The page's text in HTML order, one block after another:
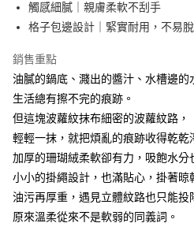
【關於「AFTEE先享後付」】
AFTEE先享後付是「在收到商品之後才付
１．簡單：不需註冊會員、不需綁卡、不
２．便利：只要手機號碼，簡訊認證，即
３．安心：先確認商品／服務後，再付款
１．於結帳方式選擇「AFTEE先享後付」
結帳頁面，進行簡訊認證並確認金額後，
２．訂單成立數日內，您將收到繳費通知
３．收到繳費通知簡訊後14天內，點擊此
ATM／網路銀行／等多元方式進行付款，
※ 請注意：結帳手續完成當下不需立刻繳
後付繳納相關費用。
ATM付款
運送方式
全家取貨付款
每筆NT$60，滿NT$499(含以上)免運
7-11取貨付款
每筆NT$60，滿NT$499(含以上)免
7-11取貨(快速到店)
觸感細膩｜親膚柔軟不刮手
格子包邊設計｜緊實耐用，不易
銷售重點
油膩的鍋底、濺出的醬汁、水槽邊
生活總有擦不完的痕跡。
但這塊波蘿紋抹布細密的波蘿紋路，
輕輕一抹，就把煩亂的痕跡收得乾乾
加厚的珊瑚絨柔軟卻有力，吸飽水分
小小的掛繩設計，也滿貼心，掛著晾
油污再厚重，遇見立體紋路也只能投
原來溫柔從來不是軟弱的同義詞。